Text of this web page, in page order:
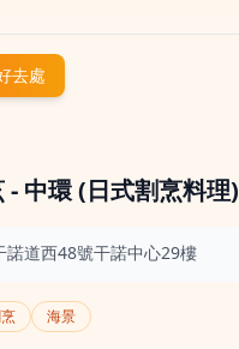
去處
- 中環 (日式割烹料理)
諾道西48號干諾中心29樓
海景